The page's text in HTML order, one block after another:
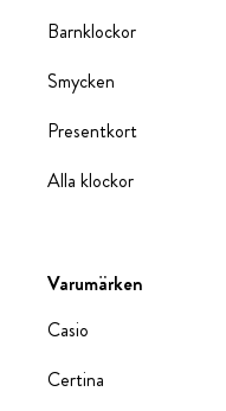
Barnklockor
Smycken
Presentkort
Alla klockor
Varumärken
Casio
Certina